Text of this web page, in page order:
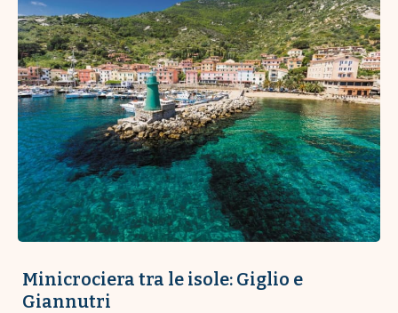
Minicrociera tra le isole: Giglio e
Giannutri